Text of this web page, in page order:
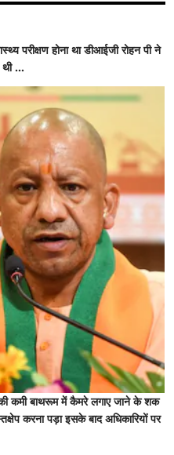
परीक्षण होना था डीआईजी रोहन पी ने
थी …
कमी बाथरूम में कैमरे लगाए जाने के शक
करना पड़ा इसके बाद अधिकारियों पर